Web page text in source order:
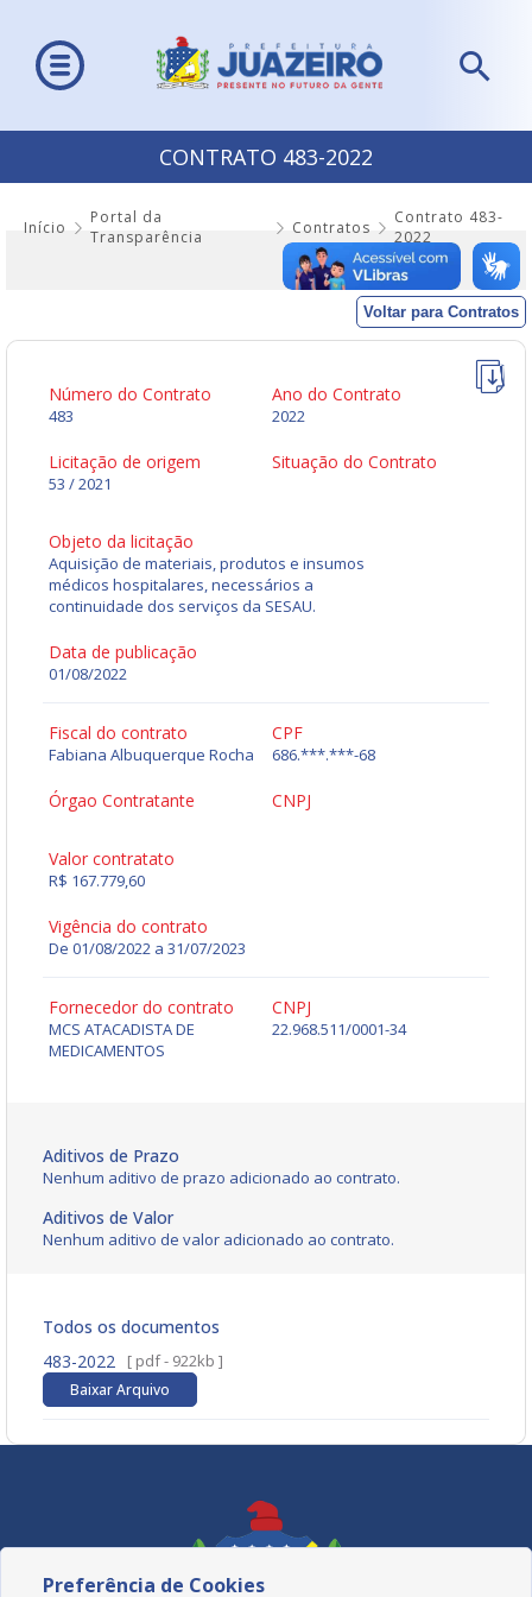
CONTRATO 483-2022
Início
Portal da
Transparência
Contratos
Contrato 483-
2022
Voltar para Contratos
Número do Contrato
483
Ano do Contrato
2022
Licitação de origem
53 / 2021
Situação do Contrato
Objeto da licitação
Aquisição de materiais, produtos e insumos
médicos hospitalares, necessários a
continuidade dos serviços da SESAU.
Data de publicação
01/08/2022
Fiscal do contrato
Fabiana Albuquerque Rocha
CPF
686.***.***-68
Órgao Contratante CNPJ
Valor contratato
R$ 167.779,60
Vigência do contrato
De 01/08/2022 a 31/07/2023
Fornecedor do contrato
MCS ATACADISTA DE
MEDICAMENTOS
CNPJ
22.968.511/0001-34
Aditivos de Prazo
Nenhum aditivo de prazo adicionado ao contrato.
Aditivos de Valor
Nenhum aditivo de valor adicionado ao contrato.
Todos os documentos
483-2022
[ pdf - 922kb ]
Baixar Arquivo
Preferência de Cookies